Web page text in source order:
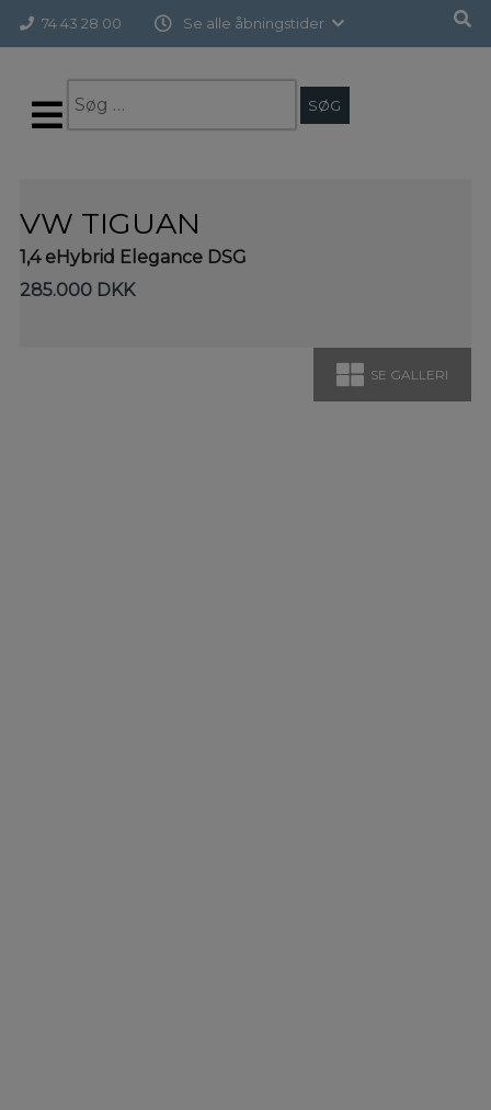
Hop 74 43 28 00 Se alle åbningstider
Søg
efter:
Forside > Brugte biler >VW Tiguan
VW TIGUAN
1,4 eHybrid Elegance DSG
285.000 DKK
SE GALLERI